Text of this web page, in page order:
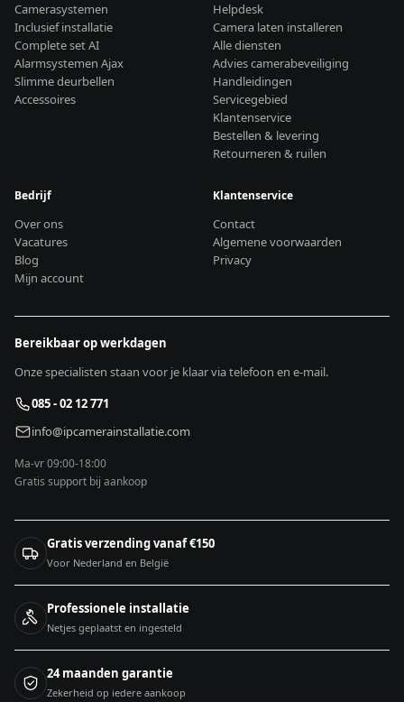
Camerasystemen
Inclusief installatie
Complete set AI
Alarmsystemen Ajax
Slimme deurbellen
Accessoires
Helpdesk
Camera laten installeren
Alle diensten
Advies camerabeveiliging
Handleidingen
Servicegebied
Klantenservice
Bestellen & levering
Retourneren & ruilen
Bedrijf
Over ons
Vacatures
Blog
Mijn account
Klantenservice
Contact
Algemene voorwaarden
Privacy
Bereikbaar op werkdagen
Onze specialisten staan voor je klaar via telefoon en e-mail.
085 - 02 12 771
info@ipcamerainstallatie.com
Ma-vr 09:00-18:00
Gratis support bij aankoop
Gratis verzending vanaf €150
Voor Nederland en België
Professionele installatie
Netjes geplaatst en ingesteld
24 maanden garantie
Zekerheid op iedere aankoop